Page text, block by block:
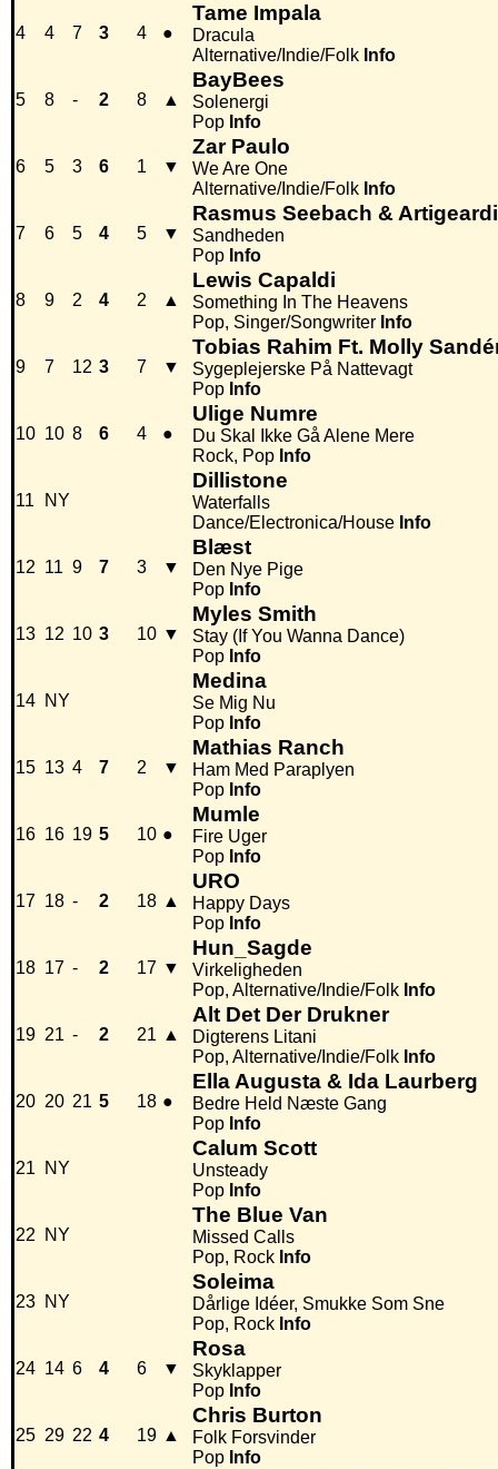
4 4 7 3 4 ●
Tame Impala
Dracula
Alternative/Indie/Folk Info
5 8 - 2 8 ▲
BayBees
Solenergi
Pop Info
6 5 3 6 1 ▼
Zar Paulo
We Are One
Alternative/Indie/Folk Info
7 6 5 4 5 ▼
Rasmus Seebach &
Sandheden
Pop Info
8 9 2 4 2 ▲
Lewis Capaldi
Something In The Heavens
Pop, Singer/Songwriter Info
9 7 12 3 7 ▼
Tobias Rahim Ft. Molly
Sygeplejerske På Nattevagt
Pop Info
10 10 8 6 4 ●
Ulige Numre
Du Skal Ikke Gå Alene Mere
Rock, Pop Info
11 NY
Dillistone
Waterfalls
Dance/Electronica/House Info
12 11 9 7 3 ▼
Blæst
Den Nye Pige
Pop Info
13 12 10 3 10 ▼
Myles Smith
Stay (If You Wanna Dance)
Pop Info
14 NY
Medina
Se Mig Nu
Pop Info
15 13 4 7 2 ▼
Mathias Ranch
Ham Med Paraplyen
Pop Info
16 16 19 5 10 ●
Mumle
Fire Uger
Pop Info
17 18 - 2 18 ▲
URO
Happy Days
Pop Info
18 17 - 2 17 ▼
Hun_Sagde
Virkeligheden
Pop, Alternative/Indie/Folk Info
19 21 - 2 21 ▲
Alt Det Der Drukner
Digterens Litani
Pop, Alternative/Indie/Folk Info
20 20 21 5 18 ●
Ella Augusta & Ida Laurberg
Bedre Held Næste Gang
Pop Info
21 NY
Calum Scott
Unsteady
Pop Info
22 NY
The Blue Van
Missed Calls
Pop, Rock Info
23 NY
Soleima
Dårlige Idéer, Smukke Som Sne
Pop, Rock Info
24 14 6 4 6 ▼
Rosa
Skyklapper
Pop Info
25 29 22 4 19 ▲
Chris Burton
Folk Forsvinder
Pop Info